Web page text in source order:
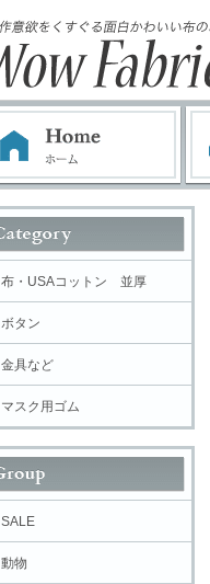
布・USAコットン 並厚
ボタン
金具など
マスク用ゴム
SALE
動物